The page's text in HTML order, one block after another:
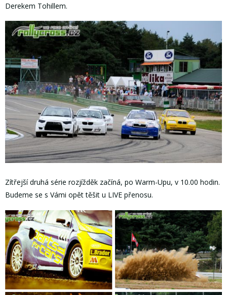
Derekem Tohillem.
Zítřejší druhá série rozjížděk začíná, po Warm-Upu, v 10.00 hodin.
Budeme se s Vámi opět těšit u LIVE přenosu.